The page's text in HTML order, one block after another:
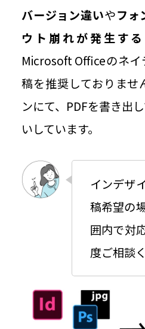
バージョン違いやフォ
ウト崩れが発生する
Microsoft Officeのネイ
稿を推奨しておりませ
ンにて、PDFを書き出
いしています。
インデザ
稿希望の
囲内で対
度ご相談